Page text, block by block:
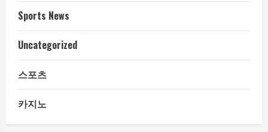
Sports News
Uncategorized
스포츠
카지노